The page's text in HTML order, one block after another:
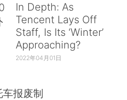
In Depth: As
Tencent Lays Off
Staff, Is Its ‘Winter’
Approaching?
2022年04月01日
报废制